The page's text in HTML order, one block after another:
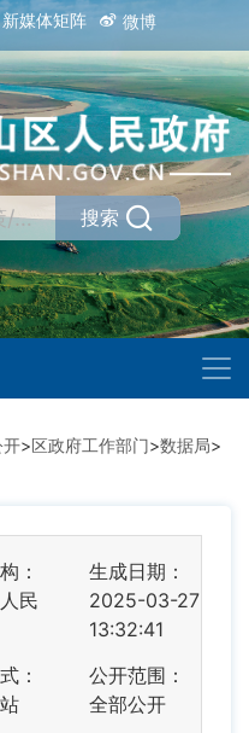
新媒体矩阵 微博
搜索
开>区政府工作部门>数据局>
：
民
生成日期：
2025-03-27
13:32:41
：
公开范围：
全部公开